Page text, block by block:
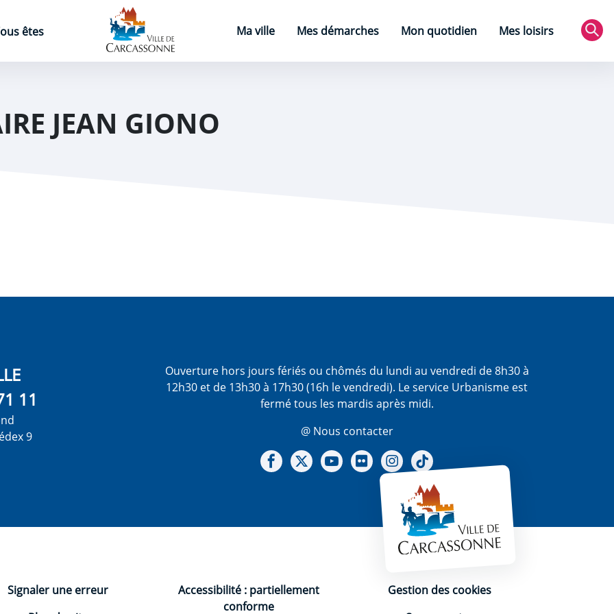
êtes
Page d'accueil
Ma ville
Mes démarches Mon quotidien
Mes loisirs
JEAN GIONO
11
9
Ouverture hors jours fériés ou chômés du lundi au vendredi de 8h30 à
12h30 et de 13h30 à 17h30 (16h le vendredi). Le service Urbanisme est
fermé tous les mardis après midi.
@ Nous contacter
Notre Facebook
Notre X - (twitter)
Notre chaine Youtube
Notre Gallerie sur Flickr
Notre Instagram
Signaler une erreur
Accessibilité : partiellement
conforme
Gestion des cookies